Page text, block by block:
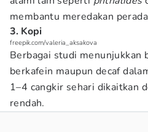
membantu meredakan
3. Kopi
freepik.com/valeria_aksakova
Berbagai studi menunjukkan
berkafein maupun decaf
1–4 cangkir sehari dikaitkan
rendah.